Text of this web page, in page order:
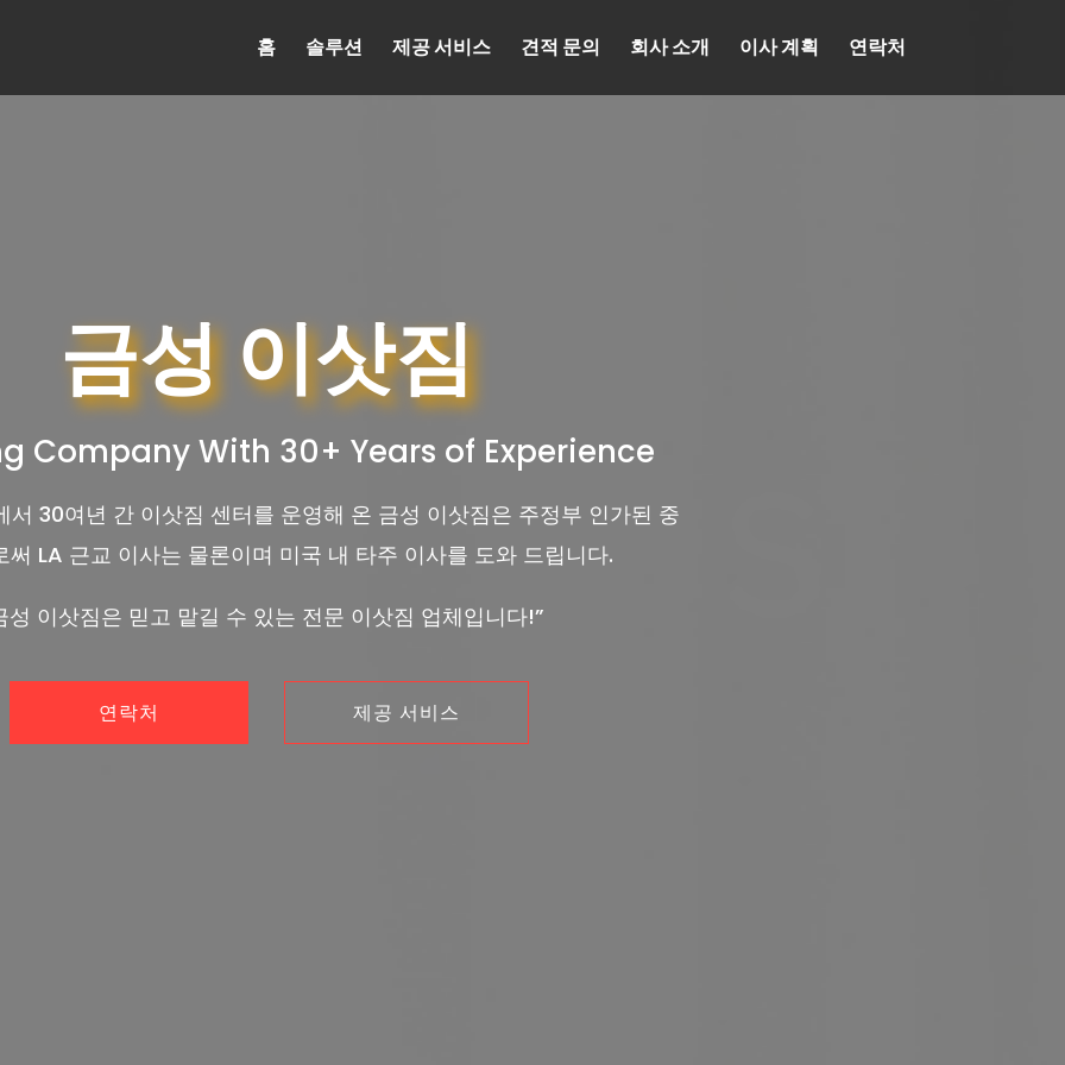
홈 솔루션 제공 서비스 견적 문의 회사 소개 이사 계획 연락처
금성 이삿짐
Company With 30+ Years of Experience
서 30여년 간 이삿짐 센터를 운영해 온 금성 이삿짐은 주정부 인가된 중
써 LA 근교 이사는 물론이며 미국 내 타주 이사를 도와 드립니다.
성 이삿짐은 믿고 맡길 수 있는 전문 이삿짐 업체입니다!”
연락처 제공 서비스